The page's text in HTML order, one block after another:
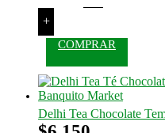
+
COMPRAR
Delhi Tea Chocolate